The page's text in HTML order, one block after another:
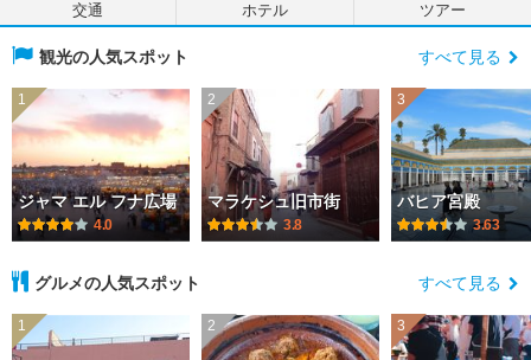
交通 ホテル ツアー
観光の人気スポット すべて見る
1
ジャマ エル フナ広場
4.0
2
マラケシュ旧市街
3.8
3
バヒア宮殿
3.63
グルメの人気スポット すべて見る
1 2 3